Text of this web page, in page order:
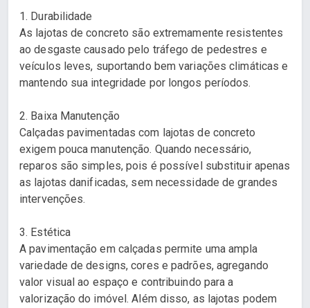
1. Durabilidade
As lajotas de concreto são extremamente resistentes
ao desgaste causado pelo tráfego de pedestres e
veículos leves, suportando bem variações climáticas e
mantendo sua integridade por longos períodos.
2. Baixa Manutenção
Calçadas pavimentadas com lajotas de concreto
exigem pouca manutenção. Quando necessário,
reparos são simples, pois é possível substituir apenas
as lajotas danificadas, sem necessidade de grandes
intervenções.
3. Estética
A pavimentação em calçadas permite uma ampla
variedade de designs, cores e padrões, agregando
valor visual ao espaço e contribuindo para a
valorização do imóvel. Além disso, as lajotas podem